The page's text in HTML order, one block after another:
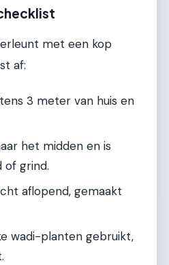
met een kop
af:
3 meter van huis en
het midden en is
of grind.
aflopend, gemaakt
wadi-planten gebruikt,